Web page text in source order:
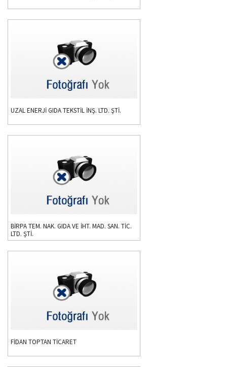
UZAL ENERJİ GIDA TEKSTİL İNŞ. LTD. ŞTİ.
BİRPA TEM. NAK. GIDA VE İHT. MAD. SAN. TİC.
LTD. ŞTİ.
FİDAN TOPTAN TİCARET